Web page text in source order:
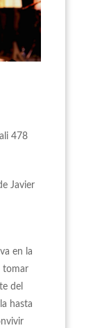
478
Javier
en la
tomar
del
hasta